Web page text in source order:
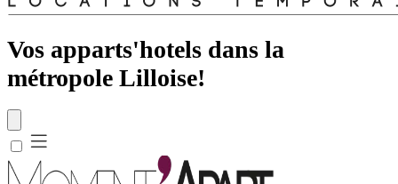
Vos apparts'hotels dans la
métropole Lilloise!